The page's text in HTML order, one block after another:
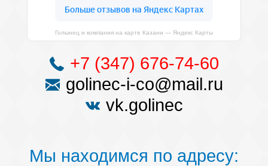
Голынец и компания на карте Казани — Яндекс Карты
+7 (347) 676-74-60
golinec-i-co@mail.ru
vk.golinec
Мы находимся по адресу: